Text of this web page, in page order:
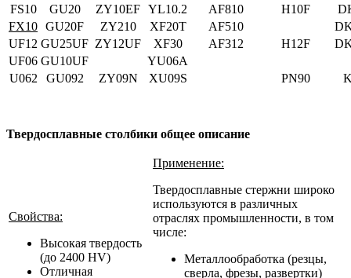
FS10
GU20 ZY10EF YL10.2 AF810 H10F
FX10 GU20F ZY210 XF20T AF510
UF12 GU25UF ZY12UF XF30 AF312 H12F
UF06 GU10UF
YU06A
U062
GU092 ZY09N XU09S PN90
Твердосплавные столбики общее описание
Свойства:
Высокая твердость
(до 2400 HV)
Отличная
Применение:
Твердосплавные стержни широко
используются в различных
отраслях промышленности, в том
числе:
Металлообработка (резцы,
сверла, фрезы, развертки)